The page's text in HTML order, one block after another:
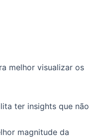
melhor visualizar os
ter insights que não
magnitude da